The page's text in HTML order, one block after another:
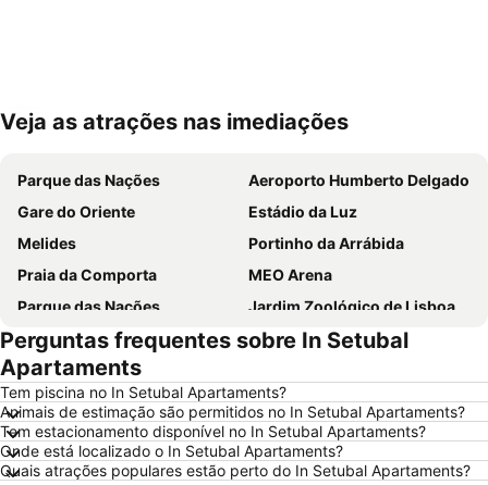
Ampliar mapa
Veja as atrações nas imediações
Parque das Nações
Aeroporto Humberto Delgado
Gare do Oriente
Estádio da Luz
Melides
Portinho da Arrábida
Praia da Comporta
MEO Arena
Parque das Nações
Jardim Zoológico de Lisboa
Pavilhão Atlântico
Passeio Marítimo de Algés
Benfica
Parque Eduardo VII
Praça de Touros de Campo Pequeno
Estação de Caminhos de Ferro de Sete Rios
Belém
Avenida da Liberdade
da Figueirinha
Perguntas frequentes sobre In Setubal
Apartaments
Tem piscina no In Setubal Apartaments?
Animais de estimação são permitidos no In Setubal Apartaments?
Tem estacionamento disponível no In Setubal Apartaments?
Onde está localizado o In Setubal Apartaments?
Quais atrações populares estão perto do In Setubal Apartaments?